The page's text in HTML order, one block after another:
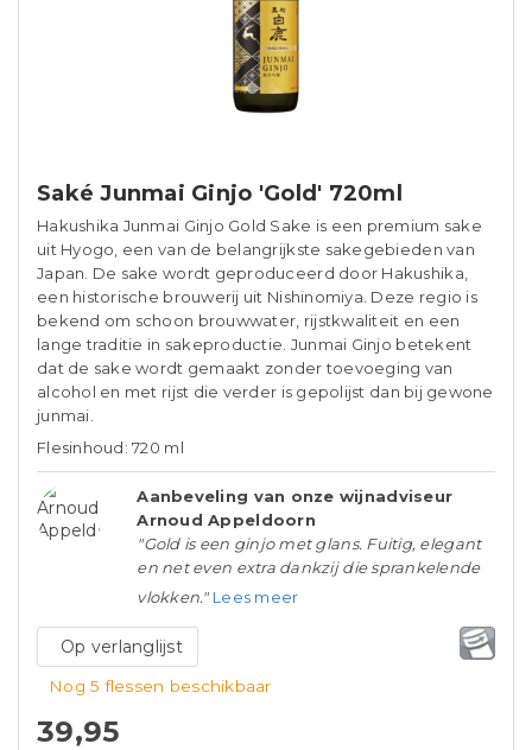
Saké Junmai Ginjo 'Gold' 720ml
Hakushika Junmai Ginjo Gold Sake is een premium sake
uit Hyogo, een van de belangrijkste sakegebieden van
Japan. De sake wordt geproduceerd door Hakushika,
een historische brouwerij uit Nishinomiya. Deze regio is
bekend om schoon brouwwater, rijstkwaliteit en een
lange traditie in sakeproductie. Junmai Ginjo betekent
dat de sake wordt gemaakt zonder toevoeging van
alcohol en met rijst die verder is gepolijst dan bij gewone
junmai.
Flesinhoud: 720 ml
Aanbeveling van onze wijnadviseur
Arnoud Appeldoorn
"Gold is een ginjo met glans. Fuitig, elegant
en net even extra dankzij die sprankelende
vlokken." Lees meer
Op verlanglijst
Nog 5 flessen beschikbaar
39,95